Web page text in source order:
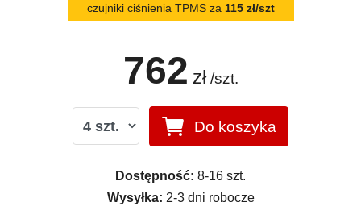
czujniki ciśnienia TPMS za 115 zł/szt
762 zł /szt.
Do koszyka
Dostępność: 8-16 szt.
Wysyłka: 2-3 dni robocze